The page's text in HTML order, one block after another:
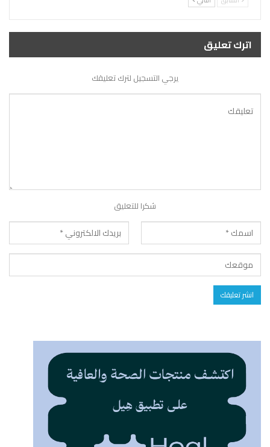
اترك تعليق
يرجي التسجيل لترك تعليقك
شكرا للتعليق